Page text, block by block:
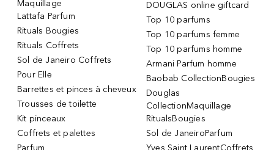
Maquillage
Lattafa Parfum
Rituals Bougies
Rituals Coffrets
Sol de Janeiro Coffrets
Pour Elle
Barrettes et pinces à cheveux
Trousses de toilette
Kit pinceaux
Coffrets et palettes
Parfum
DOUGLAS online giftcard
Top 10 parfums
Top 10 parfums femme
Top 10 parfums homme
Armani Parfum homme
Baobab CollectionBougies
Douglas
CollectionMaquillage
RitualsBougies
Sol de JaneiroParfum
Yves Saint LaurentCoffrets